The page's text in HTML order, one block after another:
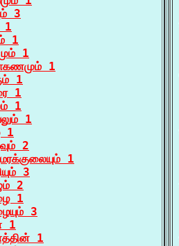
3
1
1
1
1
1
1
1
1
1
2
1
3
2
1
3
1
1